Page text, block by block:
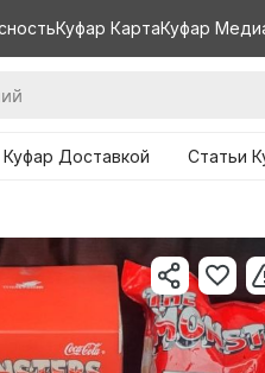
Куфар КартаКуфар
Доставкой Статьи